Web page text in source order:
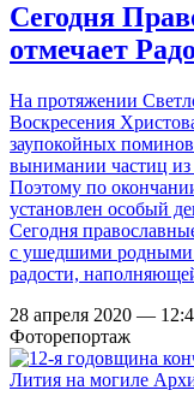
Сегодня
отмечает
На протяжении
Воскресения
заупокойных
вынимании частиц
Поэтому по
установлен особый
Сегодня
с ушедшими родными
радости,
28 апреля 2020 —
Фоторепортаж